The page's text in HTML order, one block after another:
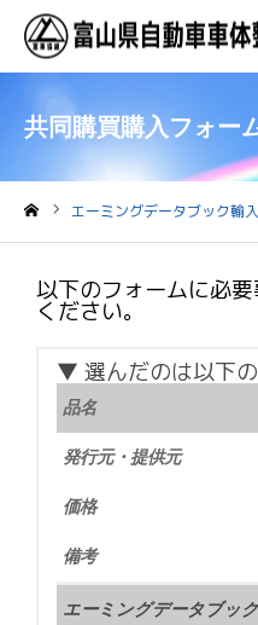
共同購買購入フォー
エーミングデータブック輸
以下のフォームに必
ください。
▼ 選んだのは以下
品名
発行元・提供元
価格
備考
エーミングデータブッ